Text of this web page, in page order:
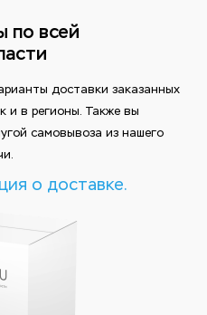
по всей
доставки заказанных
и в регионы. Также вы
самовывоза из нашего
о доставке.